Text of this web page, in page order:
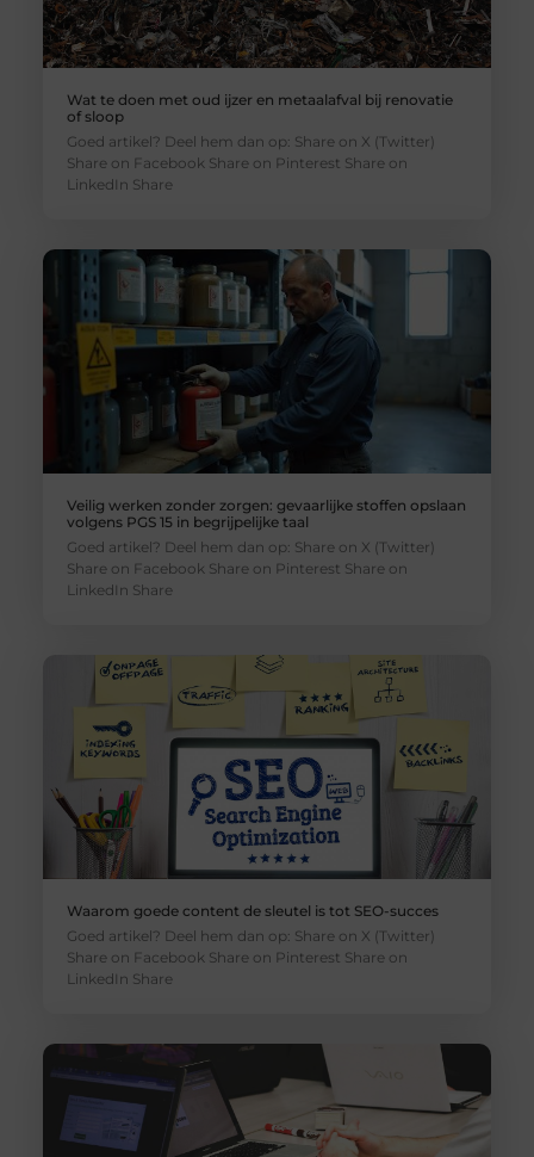
Wat te doen met oud ijzer en metaalafval bij renovatie
of sloop
Goed artikel? Deel hem dan op: Share on X (Twitter)
Share on Facebook Share on Pinterest Share on
LinkedIn Share
Veilig werken zonder zorgen: gevaarlijke stoffen opslaan
volgens PGS 15 in begrijpelijke taal
Goed artikel? Deel hem dan op: Share on X (Twitter)
Share on Facebook Share on Pinterest Share on
LinkedIn Share
Waarom goede content de sleutel is tot SEO-succes
Goed artikel? Deel hem dan op: Share on X (Twitter)
Share on Facebook Share on Pinterest Share on
LinkedIn Share